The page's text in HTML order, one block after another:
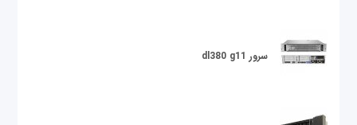
سرور dl380 g11